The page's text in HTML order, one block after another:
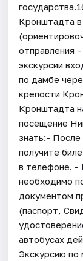
Кронштадта
отправления
экскурсии
по дамбе
крепости
Кронштадта
посещение
знать:- После
получите
в телефоне. -
необходимо
документом
(паспорт,
автобусах
Экскурсию по